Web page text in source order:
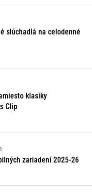
slúchadlá na celodenné
klasiky
Clip
zariadení 2025-26